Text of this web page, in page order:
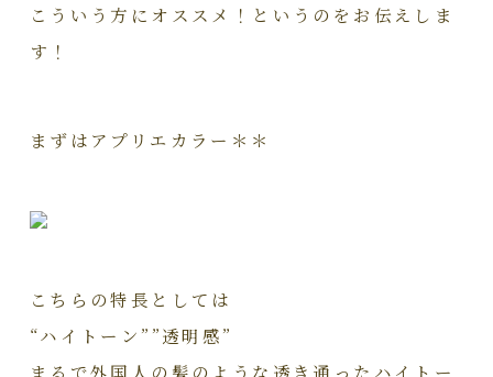
こういう方にオススメ！というのをお伝えしま
す！
まずはアプリエカラー＊＊
こちらの特長としては
“ハイトーン””透明感”
まるで外国人の髪のような透き通ったハイトー